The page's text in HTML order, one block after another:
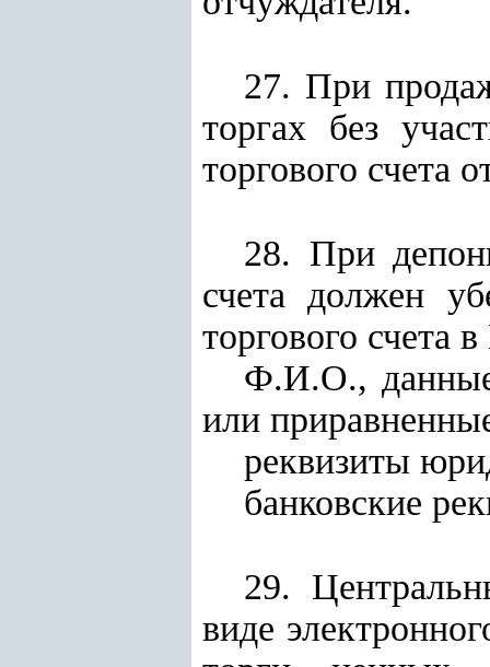
27. При
торгах без
торгового счета
28. При
счета должен
торгового счета
Ф.И.О., данные
или
реквизиты
банковские
29.
виде